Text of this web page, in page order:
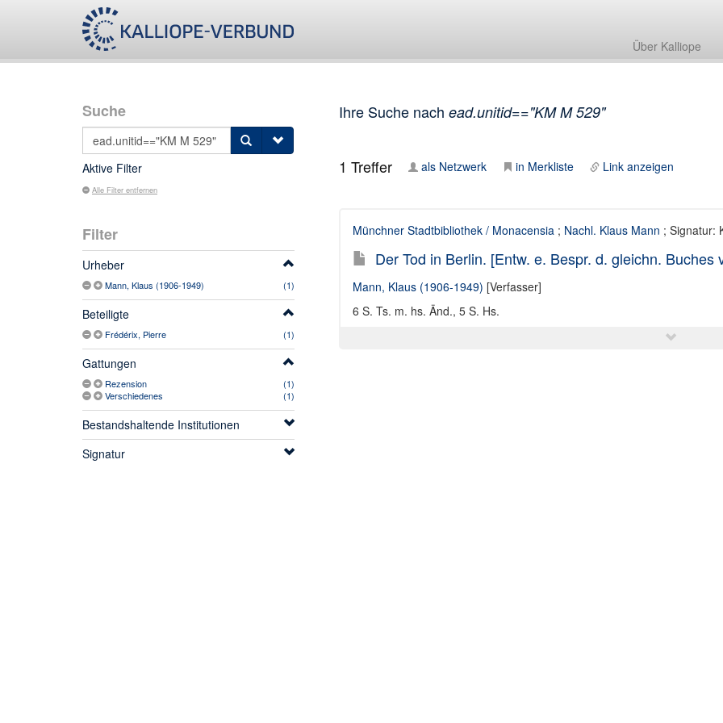
Über Kalliope
Suche
Aktive Filter
Alle Filter entfernen
Filter
Urheber
Mann, Klaus (1906-1949) (1)
Beteiligte
Frédérix, Pierre (1)
Gattungen
Rezension
(1)
Verschiedenes
(1)
Bestandshaltende Institutionen
Signatur
Ihre Suche nach ead.unitid=="KM M 529"
1 Treffer als Netzwerk in Merkliste Link anzeigen
Münchner Stadtbibliothek / Monacensia; Nachl. Klaus Mann ; Signatur:
Der Tod in Berlin. [Entw. e. Bespr. d. gleichn. Buches
Mann, Klaus (1906-1949) [Verfasser]
6 S. Ts. m. hs. Änd., 5 S. Hs.